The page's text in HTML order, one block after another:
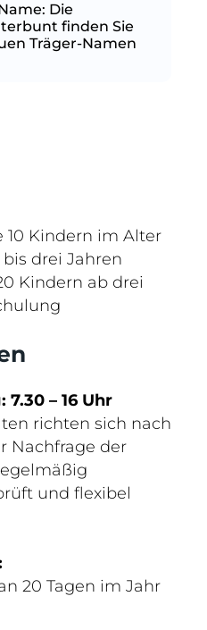
Die
finden Sie
Träger-Namen
10 Kindern im Alter
drei Jahren
Kindern ab drei
7.30 – 16 Uhr
richten sich nach
Nachfrage der
und flexibel
20 Tagen im Jahr